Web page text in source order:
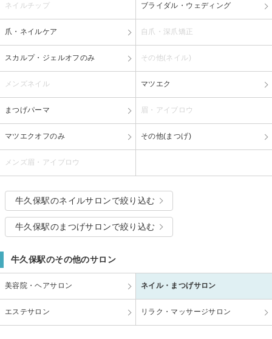
ネイルチップ ブライダル・ウェディング
爪・ネイルケア 自爪・深爪矯正
スカルプ・ジェルオフのみ その他(ネイル)
メンズネイル マツエク
まつげパーマ 眉・アイブロウ
マツエクオフのみ その他(まつげ)
メンズ眉・アイブロウ
牛久保駅のネイルサロンで絞り込む
牛久保駅のまつげサロンで絞り込む
牛久保駅のその他のサロン
美容院・ヘアサロン ネイル・まつげサロン
エステサロン リラク・マッサージサロン